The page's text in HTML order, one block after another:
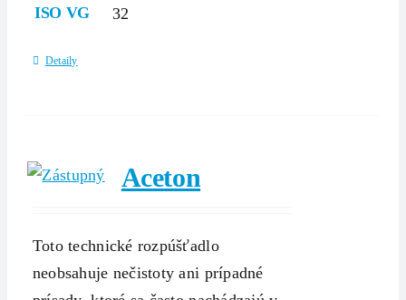
ISO VG 32
Detaily
Aceton
Toto technické rozpúšťadlo
neobsahuje nečistoty ani prípadné